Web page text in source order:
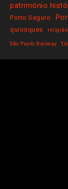
patrimônio
Porto Seguro
quiosques
religião
São Paulo Railway